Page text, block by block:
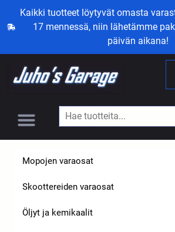
Kaikki tuotteet löytyvät omasta
17 mennessä, niin lähetämme
päivän aikana!
Mopojen varaosat
Skoottereiden varaosat
Öljyt ja kemikaalit